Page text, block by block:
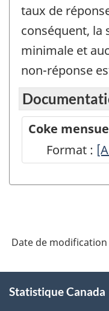
taux de
conséquent, la
minimale et
non-réponse
Coke
Format :
-
-
Date de modification
propos
Statistique Canada